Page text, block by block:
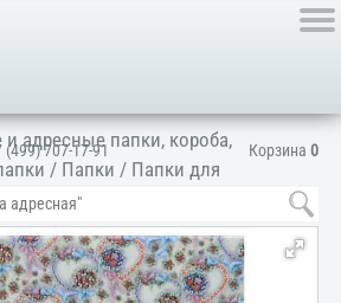
Корзина 0
(499) 707-17-91
адресные папки, короба,
/ Папки / Папки для
документов